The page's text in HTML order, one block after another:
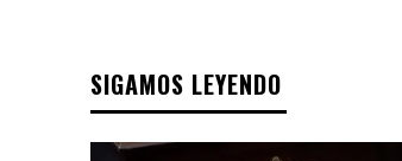
SIGAMOS LEYENDO